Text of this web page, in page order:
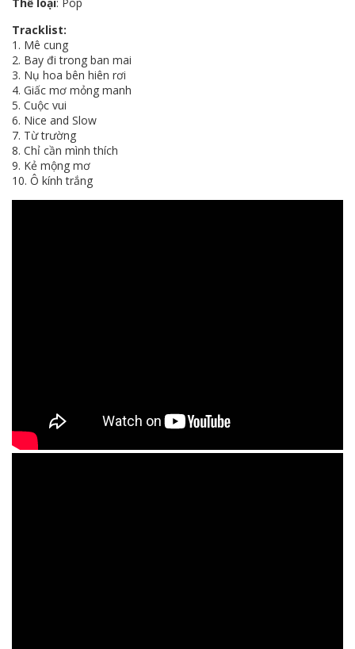
Tracklist:
1. Mê cung
2. Bay đi trong ban mai
3. Nụ hoa bên hiên rơi
4. Giấc mơ mỏng manh
5. Cuộc vui
6. Nice and Slow
7. Từ trường
8. Chỉ cần mình thích
9. Kẻ mộng mơ
10. Ô kính trắng